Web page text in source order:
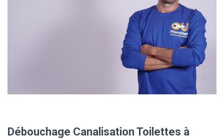
Débouchage Canalisation Toilettes à